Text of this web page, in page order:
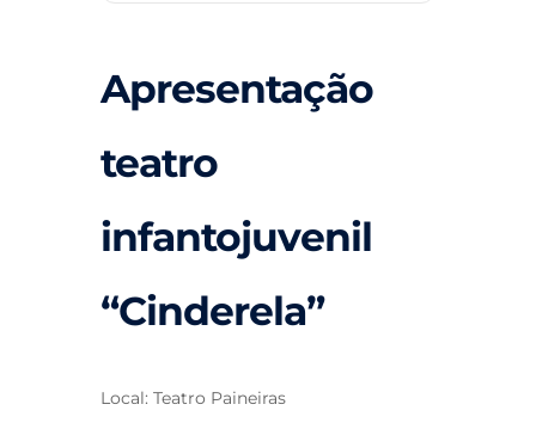
Apresentação
teatro
infantojuvenil
“Cinderela”
Local: Teatro Paineiras